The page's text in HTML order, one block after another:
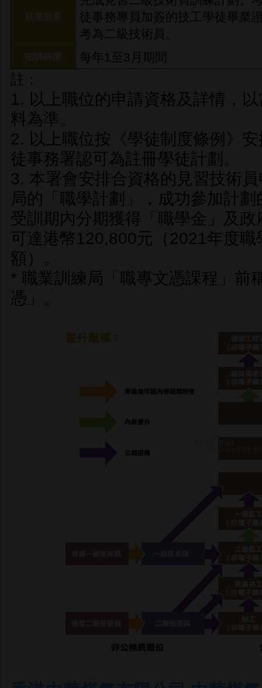
徒事務專員加簽的技工學徒畢業
考為二級技術員。
每年1至3月期間
註：
1. 以上職位的申請資格及詳情，
料為準。
2. 以上職位按《學徒制度條例》
徒事務署認可為註冊學徒計劃。
3. 本署會安排合資格的見習技術
局的「職學計劃」，成功參加計
受訓期內分期獲得「職學金」及
可達港幣120,800元（2021年度職
額）。
* 職業訓練局「職專文憑課程」前
憑」。